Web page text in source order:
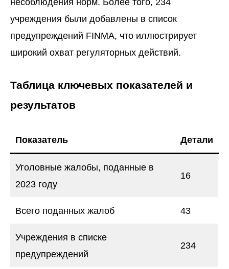
учреждения были добавлены в список
предупреждений FINMA, что иллюстрирует
широкий охват регуляторных действий.
Таблица ключевых показателей и
результатов
Показатель Детали
Уголовные жалобы, поданные в
2023 году
16
Всего поданных жалоб 43
Учреждения в списке
предупреждений
234